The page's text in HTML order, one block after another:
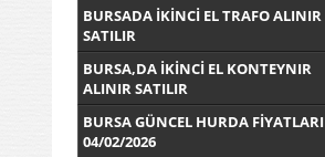
BURSADA İKİNCİ EL TRAFO ALINIR
SATILIR
BURSA,DA İKİNCİ EL KONTEYNIR
ALINIR SATILIR
BURSA GÜNCEL HURDA FİYATLARI
04/02/2026